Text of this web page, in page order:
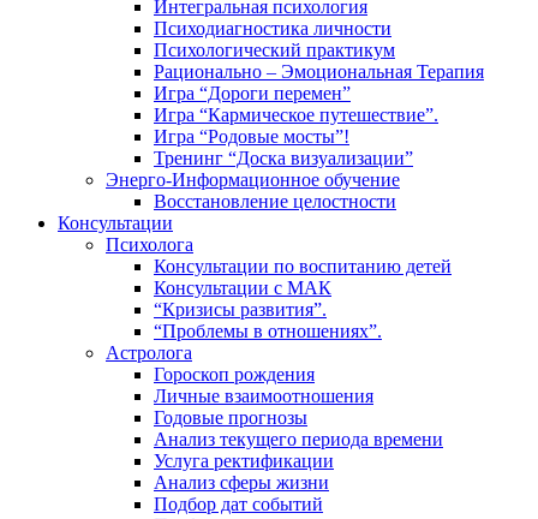
Интегральная психология
Психодиагностика личности
Психологический практикум
Рационально – Эмоциональная Терапия
Игра “Дороги перемен”
Игра “Кармическое путешествие”.
Игра “Родовые мосты”!
Тренинг “Доска визуализации”
Энерго-Информационное обучение
Восстановление целостности
Консультации
Психолога
Консультации по воспитанию детей
Консультации с МАК
“Кризисы развития”.
“Проблемы в отношениях”.
Астролога
Гороскоп рождения
Личные взаимоотношения
Годовые прогнозы
Анализ текущего периода времени
Услуга ректификации
Анализ сферы жизни
Подбор дат событий